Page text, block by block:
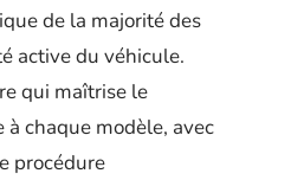
de la majorité des
active du véhicule.
qui maîtrise le
chaque modèle, avec
procédure